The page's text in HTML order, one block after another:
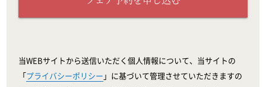
当WEBサイトから送信いただく個人情報について、当サイトの
「プライバシーポリシー 」に基づいて管理させていただきますの